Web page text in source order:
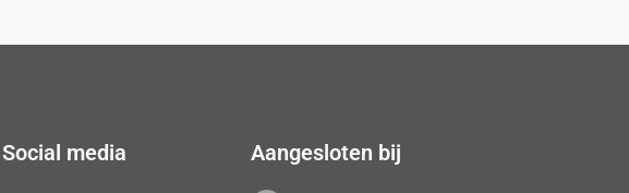
Social media Aangesloten bij